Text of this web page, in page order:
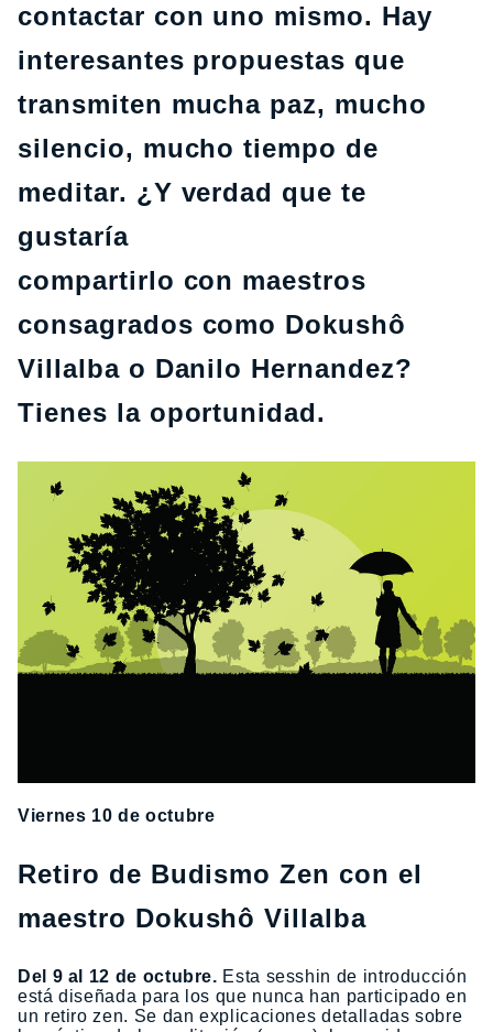
contactar con uno mismo. Hay
interesantes propuestas que
transmiten mucha paz, mucho
silencio, mucho tiempo de
meditar. ¿Y verdad que te
gustaría
compartirlo con maestros
consagrados como Dokushô
Villalba o Danilo Hernandez?
Tienes la oportunidad.
Viernes 10 de octubre
Retiro de Budismo Zen con el
maestro Dokushô Villalba
Del 9 al 12 de octubre. Esta sesshin de introducción
está diseñada para los que nunca han participado en
un retiro zen. Se dan explicaciones detalladas sobre